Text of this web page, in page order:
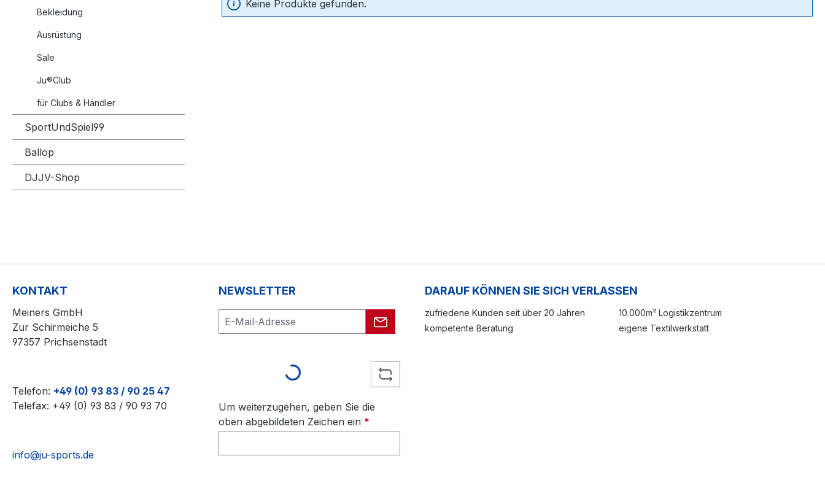
Bekleidung
Ausrüstung
Sale
Ju®Club
für Clubs & Händler
SportUndSpiel99
Ballop
DJJV-Shop
Keine Produkte gefunden.
KONTAKT
Meiners GmbH
Zur Schirmeiche 5
97357 Prichsenstadt
Telefon: +49 (0) 93 83 / 90 25 47
Telefax: +49 (0) 93 83 / 90 93 70
info@ju-sports.de
NEWSLETTER
Loading...
Um weiterzugehen, geben Sie die
oben abgebildeten Zeichen ein *
DARAUF KÖNNEN SIE SICH VERLASSEN
zufriedene Kunden seit über 20 Jahren
10.000m² Logistikzentrum
kompetente Beratung
eigene Textilwerkstatt